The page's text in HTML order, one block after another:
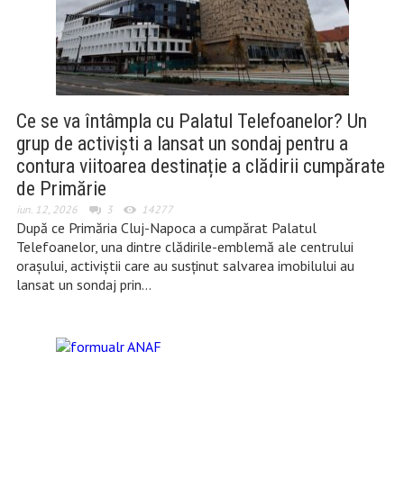
Ce se va întâmpla cu Palatul Telefoanelor? Un
grup de activiști a lansat un sondaj pentru a
contura viitoarea destinație a clădirii cumpărate
de Primărie
iun. 12, 2026 3 14277
După ce Primăria Cluj-Napoca a cumpărat Palatul
Telefoanelor, una dintre clădirile-emblemă ale centrului
orașului, activiștii care au susținut salvarea imobilului au
lansat un sondaj prin…